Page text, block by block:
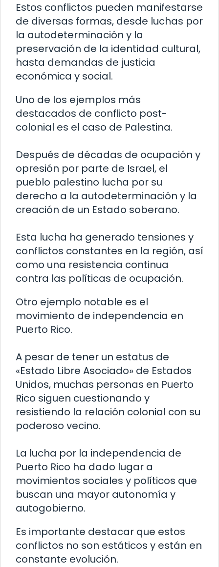
Estos conflictos pueden manifestarse
de diversas formas, desde luchas por
la autodeterminación y la
preservación de la identidad cultural,
hasta demandas de justicia
económica y social.
Uno de los ejemplos más
destacados de conflicto post-
colonial es el caso de Palestina.
Después de décadas de ocupación y
opresión por parte de Israel, el
pueblo palestino lucha por su
derecho a la autodeterminación y la
creación de un Estado soberano.
Esta lucha ha generado tensiones y
conflictos constantes en la región, así
como una resistencia continua
contra las políticas de ocupación.
Otro ejemplo notable es el
movimiento de independencia en
Puerto Rico.
A pesar de tener un estatus de
«Estado Libre Asociado» de Estados
Unidos, muchas personas en Puerto
Rico siguen cuestionando y
resistiendo la relación colonial con su
poderoso vecino.
La lucha por la independencia de
Puerto Rico ha dado lugar a
movimientos sociales y políticos que
buscan una mayor autonomía y
autogobierno.
Es importante destacar que estos
conflictos no son estáticos y están en
constante evolución.